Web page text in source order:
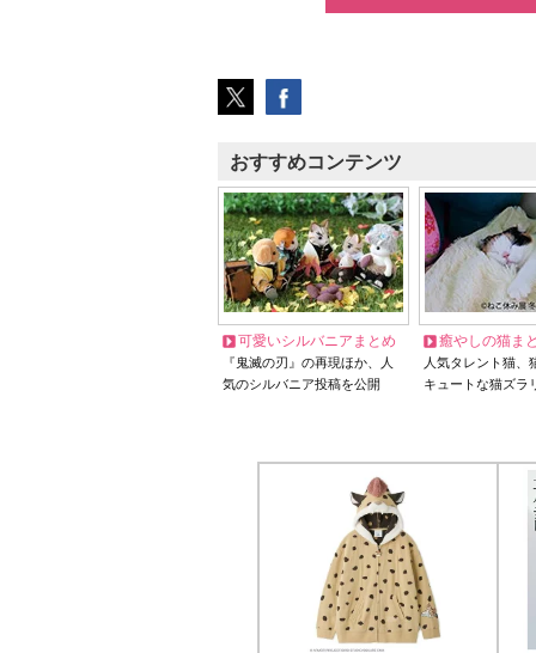
おすすめコンテンツ
可愛いシルバニアまとめ
『鬼滅の刃』の再現ほか、人
気のシルバニア投稿を公開
癒やしの猫ま
人気タレント猫
キュートな猫ズラ